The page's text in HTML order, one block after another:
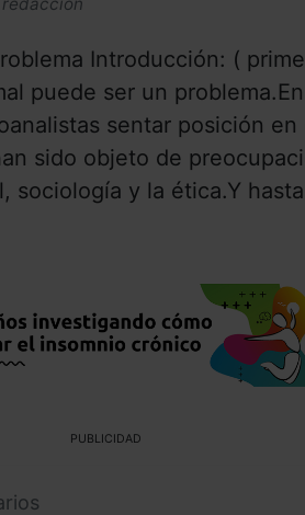
Introducción: (
puede ser un
sentar posición
sido objeto de
sociología y la ética.Y
PUBLICIDAD